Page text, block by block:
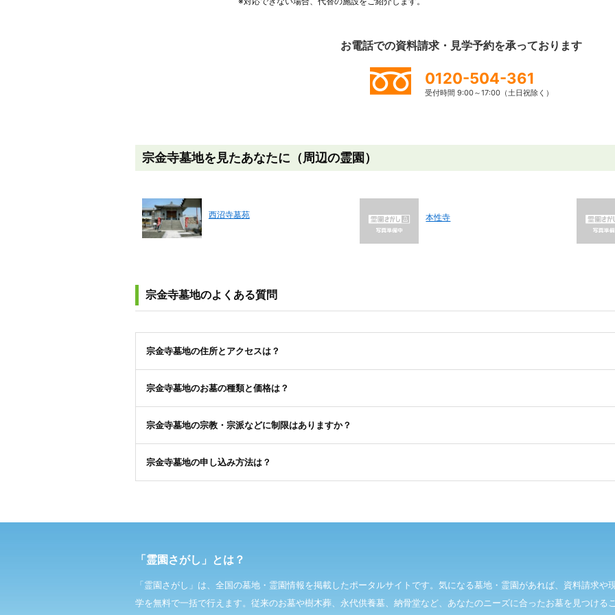
お電話での資料請求・見学予約を承っております
0120-504-361
受付時間 9:00～17:00（土日祝除く）
宗金寺墓地を見たあなたに（周辺の霊園）
西沼寺墓苑 本性寺
宗金寺墓地のよくある質問
宗金寺墓地の住所とアクセスは？
宗金寺墓地のお墓の種類と価格は？
宗金寺墓地の宗教・宗派などに制限はありますか？
宗金寺墓地の申し込み方法は？
「霊園さがし」とは？
「霊園さがし」は、全国の墓地・霊園情報を掲載したポータルサイトです。気になる墓地・霊園があれば、資料請求や
学を無料で一括で行えます。従来のお墓や樹木葬、永代供養墓、納骨堂など、あなたのニーズに合ったお墓を見つける